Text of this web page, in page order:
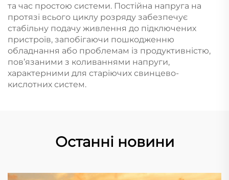
та час простою системи. Постійна напруга на
протязі всього циклу розряду забезпечує
стабільну подачу живлення до підключених
пристроїв, запобігаючи пошкодженню
обладнання або проблемам із продуктивністю,
пов’язаними з коливаннями напруги,
характерними для старіючих свинцево-
кислотних систем.
Останні новини